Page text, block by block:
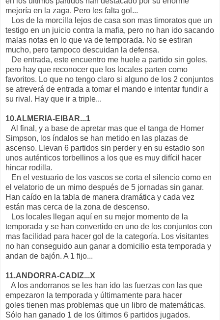
mejoría en la zaga. Pero les falta gol...
Los de la morcilla lejos de casa son mas timoratos que un
testigo en un juicio contra la mafia, pero no han ido sacando
malas notas en lo que va de temporada. No se estiran
mucho, pero tampoco descuidan la defensa.
De entrada, este encuentro me huele a partido sin goles,
pero hay que reconocer que los locales parten como
favoritos. Lo que no tengo claro si alguno de los 2 conjuntos
se atreverá de entrada a tomar el mando e intentar fundir a
su rival. Hay que ir a triple...
10.ALMERIA-EIBAR...1
Al final, y a base de apretar mas que el tanga de Homer
Simpson, los índalos se han metido en las plazas de
ascenso. Llevan 6 partidos sin perder y en su estadio son
unos auténticos torbellinos a los que es muy difícil hacer
hincar rodilla.
En el vestuario de los vascos se corta el silencio como en
el velatorio de un mimo después de 5 jornadas sin ganar.
Han caído en la tabla de manera dramática y cada vez
están mas cerca de la zona de descenso.
Los locales llegan aquí en su mejor momento de la
temporada y se han convertido en uno de los conjuntos con
mas facilidad para hacer gol de la categoría. Los visitantes
no han conseguido aun ganar a domicilio esta temporada y
andan de bajón. A 1 fijo...
11.ANDORRA-CADIZ...X
A los andorranos se les han ido las fuerzas con las que
empezaron la temporada y últimamente para hacer
goles tienen mas problemas que un libro de matemáticas.
Sólo han ganado 1 de los últimos 6 partidos jugados.